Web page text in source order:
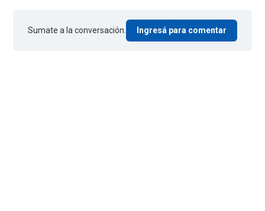
Sumate a la conversación. Ingresá para comentar